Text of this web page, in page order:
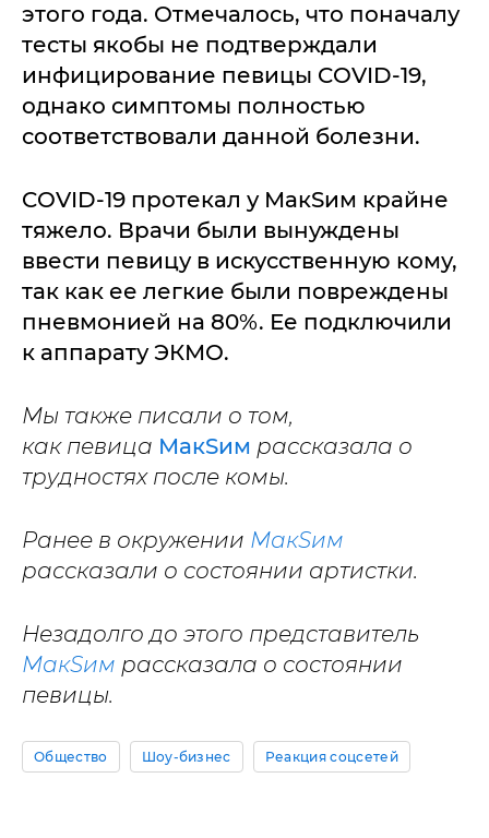
этого года. Отмечалось, что поначалу
тесты якобы не подтверждали
инфицирование певицы COVID-19,
однако симптомы полностью
соответствовали данной болезни.
COVID-19 протекал у МакSим крайне
тяжело. Врачи были вынуждены
ввести певицу в искусственную кому,
так как ее легкие были повреждены
пневмонией на 80%. Ее подключили
к аппарату ЭКМО.
Мы также писали о том,
как певица МакSим рассказала о
трудностях после комы.
Ранее в окружении МакSим
рассказали о состоянии артистки.
Незадолго до этого представитель
МакSим рассказала о состоянии
певицы.
Общество Шоу-бизнес Реакция соцсетей